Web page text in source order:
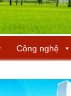
Công nghệ